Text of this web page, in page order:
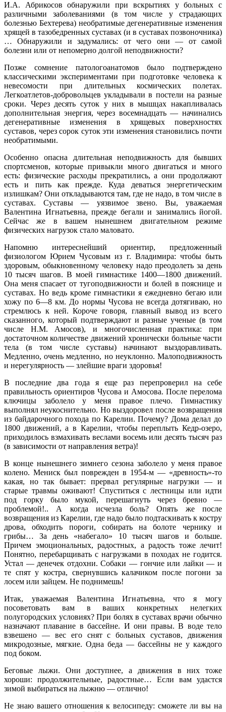
И.А. Абрикосов обнаружили при вскрытиях у больных с
различными заболеваниями (в том числе у страдающих
болезнью Бехтерева) необратимые дегенеративные изменения
хрящей в тазобедренных суставах (и в суставах позвоночника)
… Обнаружили и задумались: от чего они — от самой
болезни или от непомерно долгой неподвижности?
Позже сомнение патологоанатомов было подтверждено
классическими экспериментами при подготовке человека к
невесомости при длительных космических полетах.
Легкоатлетов-добровольцев укладывали в постели на разные
сроки. Через десять суток у них в мышцах накапливалась
дополнительная энергия, через восемнадцать — начинались
дегенеративные изменения в хрящевых поверхностях
суставов, через сорок суток эти изменения становились почти
необратимыми.
Особенно опасна длительная неподвижность для бывших
спортсменов, которые привыкли много двигаться и много
есть: физические расходы прекратились, а они продолжают
есть и пить как прежде. Куда деваться энергетическим
излишкам? Они откладываются там, где не надо, в том числе в
суставах. Суставы — уязвимое звено. Вы, уважаемая
Валентина Игнатьевна, прежде бегали и занимались йогой.
Сейчас же в вашем нынешнем двигательном режиме
физических нагрузок стало маловато.
Напомню интереснейший ориентир, предложенный
физиологом Юрием Чусовым из г. Владимира: чтобы быть
здоровым, обыкновенному человеку надо преодолеть за день
10 тысяч шагов. В моей гимнастике 1400—1800 движений.
Она меня спасает от тугоподвижности и болей в пояснице и
суставах. Но ведь кроме гимнастики я ежедневно бегаю или
хожу по 6—8 км. До нормы Чусова не всегда дотягиваю, но
стремлюсь к ней. Короче говоря, главный вывод из всего
сказанного, который подтверждают и разные ученые (в том
числе Н.М. Амосов), и многочисленная практика: при
достаточном количестве движений хронически больные части
тела (в том числе суставы) начинают выздоравливать.
Медленно, очень медленно, но неуклонно. Малоподвижность
и нерегулярность — злейшие враги здоровья!
В последние два года я еще раз перепроверил на себе
правильность ориентиров Чусова и Амосова. После перелома
ключицы заболело у меня правое плечо. Гимнастику
выполнял неукоснительно. Но выздоровел после возвращения
из байдарочного похода по Карелии. Почему? Дома делал до
1800 движений, а в Карелии, чтобы переплыть Кедр-озеро,
приходилось взмахивать веслами восемь или десять тысяч раз
(в зависимости от направления ветра)!
В конце нынешнего зимнего сезона заболело у меня правое
колено. Мениск был поврежден в 1954-м — «древность»-то
какая, но так бывает: прервал регулярные нагрузки — и
старые травмы оживают! Спуститься с лестницы или идти
под горку было мукой, перешагнуть через бревно —
проблемой!.. А когда исчезла боль? Опять же после
возвращения из Карелии, где надо было подтаскивать к костру
дрова, обходить пороги, собирать на болоте чернику и
грибы… За день «набегало» 10 тысяч шагов и больше.
Причем эмоциональных, радостных, а радость тоже лечит!
Понятно, перебарщивать с нагрузками в походах не годится.
Устал — денечек отдохни. Собаки — гончие или лайки — и
те спят у костра, свернувшись калачиком после погони за
лосем или зайцем. Не поднимешь!
Итак, уважаемая Валентина Игнатьевна, что я могу
посоветовать вам в ваших конкретных нелегких
полугородских условиях? При болях в суставах врачи обычно
назначают плавание в бассейне. И они правы. В воде тело
взвешено — вес его снят с больных суставов, движения
микродозные, мягкие. Одна беда — бассейны не у каждого
под боком.
Беговые лыжи. Они доступнее, а движения в них тоже
хороши: продолжительные, радостные… Если вам удастся
зимой выбираться на лыжню — отлично!
Не знаю вашего отношения к велосипеду: сможете ли вы на